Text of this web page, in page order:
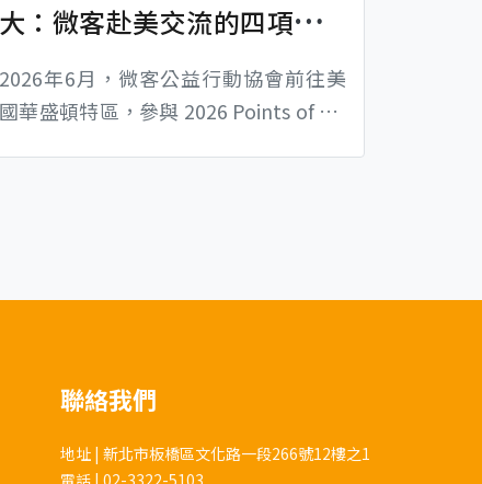
大：微客赴美交流的四項觀
察
2026年6月，微客公益行動協會前往美
國華盛頓特區，參與 2026 Points of Lig
度討論。 這次交流也讓微客再次驗
聯絡我們
地址 | 新北市板橋區文化路一段266號12樓之1
電話 | 02-3322-5103